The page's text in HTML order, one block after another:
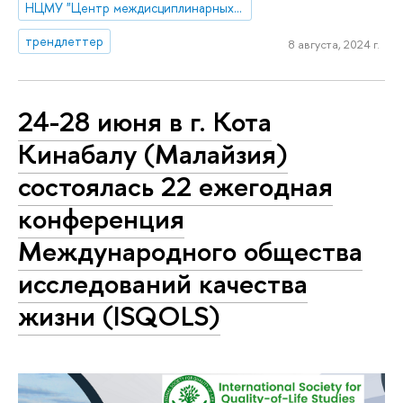
НЦМУ "Центр междисциплинарных исследований человеческого потенциала"
трендлеттер
8 августа, 2024 г.
24-28 июня в г. Кота
Кинабалу (Малайзия)
состоялась 22 ежегодная
конференция
Международного общества
исследований качества
жизни (ISQOLS)